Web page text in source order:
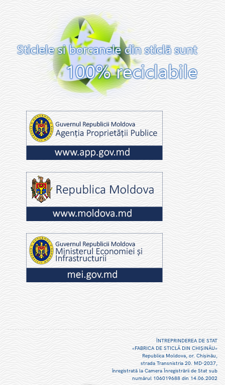
ÎNTREPRINDEREA DE STAT
«FABRICA DE STICLĂ DIN CHIŞINĂU»
Republica Moldova, or. Chişinău,
strada Transnistria 20. MD-2037,
înregistrată la Camera Înregistrării de Stat sub
numărul 106019688 din 14.06.2002